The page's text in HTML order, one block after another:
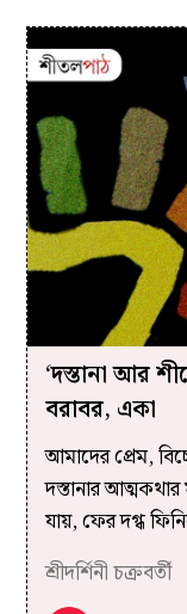
‘দস্তানা আর
বরাবর, একা
আমাদের প্রেম,
দস্তানার
যায়, ফের দগ্ধ
শ্রীদর্শিনী চক্রবর্তী